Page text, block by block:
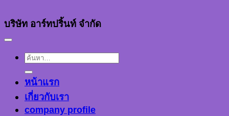
บริษัท อาร์ทปริ้นท์ จำกัด
ค้นหา:
หน้าแรก
เกี่ยวกับเรา
company profile